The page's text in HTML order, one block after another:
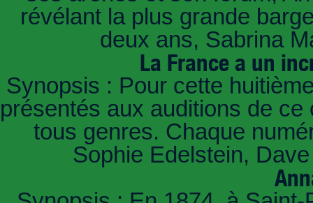
révélant la plus grande
deux ans, Sabrina
La France a un
Synopsis : Pour cette
présentés aux auditions de
tous genres. Chaque
Sophie Edelstein,